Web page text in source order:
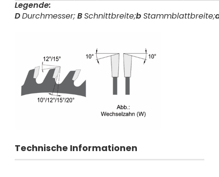
Legende:
DDurchmesser;BSchnittbreite;bStammblattbreite;
Technische Informationen